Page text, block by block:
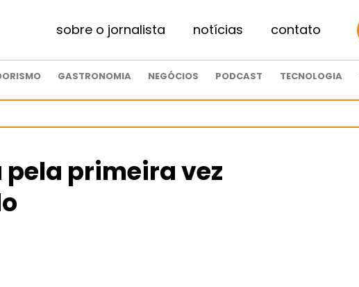
sobre o jornalista notícias contato
GASTRONOMIA NEGÓCIOS PODCAST TECNOLOGIA
primeira vez